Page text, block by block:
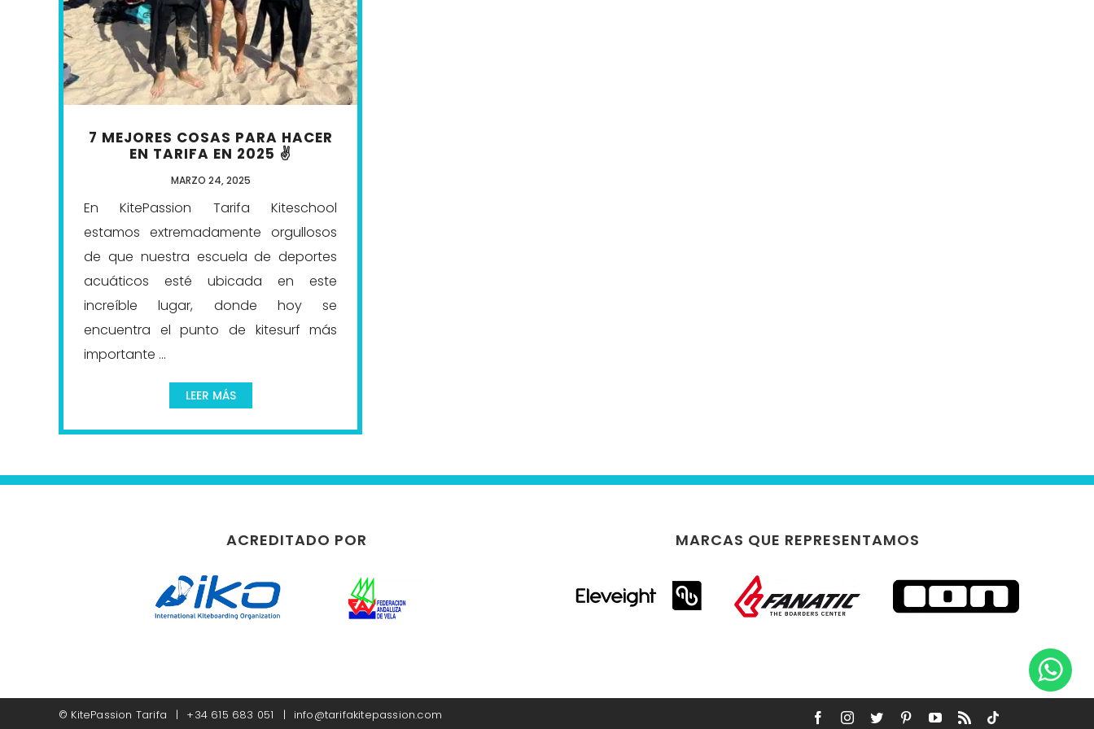
7 MEJORES COSAS PARA HACER
EN TARIFA EN 2025 ✌️
MARZO 24, 2025
En KitePassion Tarifa Kiteschool
estamos extremadamente orgullosos
de que nuestra escuela de deportes
acuáticos esté ubicada en este
increíble lugar, donde hoy se
encuentra el punto de kitesurf más
importante ...
LEER MÁS
ACREDITADO POR MARCAS QUE REPRESENTAMOS
© KitePassion Tarifa +34 615 683 051 info@tarifakitepassion.com FacebookInstagram
Twitter PinterestYouTube
RssTikTok